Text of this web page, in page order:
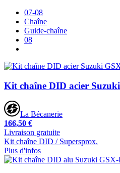
07-08
Chaîne
Guide-chaîne
08
Kit chaîne DID acier
La Bécanerie
166,50 €
Livraison gratuite
Kit chaîne DID / Supersprox.
Plus d'infos